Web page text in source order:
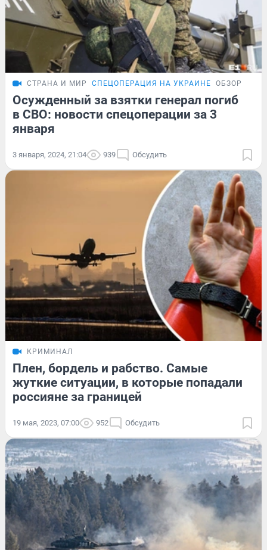
СТРАНА И МИР СПЕЦОПЕРАЦИЯ НА УКРАИНЕ ОБЗОР
Осужденный за взятки генерал погиб
в СВО: новости спецоперации за 3
января
3 января, 2024, 21:04 939 Обсудить
КРИМИНАЛ
Плен, бордель и рабство. Самые
жуткие ситуации, в которые попадали
россияне за границей
19 мая, 2023, 07:00 952 Обсудить